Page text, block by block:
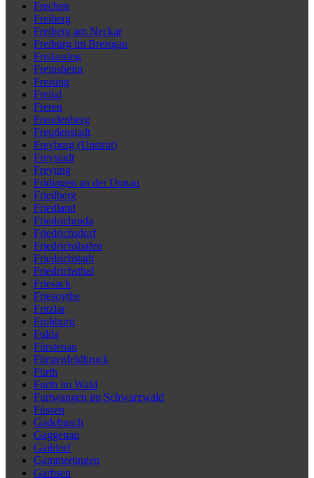
Frechen
Freiberg
Freiberg am Neckar
Freiburg im Breisgau
Freilassing
Freinsheim
Freising
Freital
Freren
Freudenberg
Freudenstadt
Freyburg (Unstrut)
Freystadt
Freyung
Fridingen an der Donau
Friedberg
Friedland
Friedrichroda
Friedrichsdorf
Friedrichshafen
Friedrichstadt
Friedrichsthal
Friesack
Friesoythe
Fritzlar
Frohburg
Fulda
Fürstenau
Fürstenfeldbruck
Fürth
Furth im Wald
Furtwangen im Schwarzwald
Füssen
Gadebusch
Gaggenau
Gaildorf
Gammertingen
Garbsen